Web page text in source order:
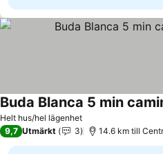
Helt hus/hel lägenhet
Buda Blanca 5 min
9,7 Utmärkt 3 14.6 km till